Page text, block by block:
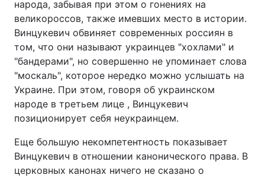
народа, забывая при этом о гонениях на
великороссов, также имевших место в истории.
Винцукевич обвиняет современных россиян в
том, что они называют украинцев "хохлами" и
"бандерами", но совершенно не упоминает слова
"москаль", которое нередко можно услышать на
Украине. При этом, говоря об украинском
народе в третьем лице , Винцукевич
позиционирует себя неукраинцем.
Еще большую некомпетентность показывает
Винцукевич в отношении канонического права. В
церковных канонах ничего не сказано о